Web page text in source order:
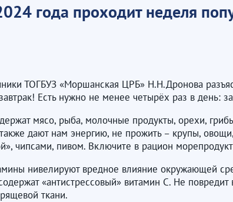
года проходит неделя
ТОГБУЗ «Моршанская ЦРБ» Н.Н.Дронова
Есть нужно не менее четырёх раз в день:
мясо, рыба, молочные продукты, орехи,
дают нам энергию, не прожить – крупы,
чипсами, пивом. Включите в рацион
нивелируют вредное влияние окружающей
«антистрессовый» витамин С. Не
ткани.